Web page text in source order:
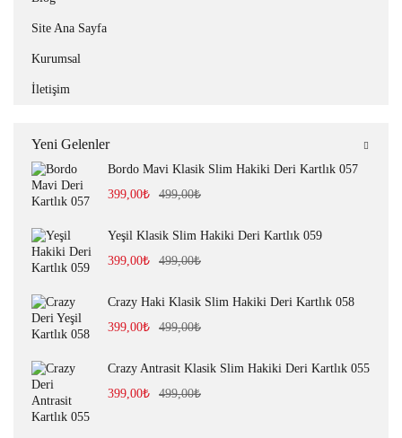
Site Ana Sayfa
Kurumsal
İletişim
Yeni Gelenler
Bordo Mavi Klasik Slim Hakiki Deri Kartlık 057
499,00₺
399,00₺
Yeşil Klasik Slim Hakiki Deri Kartlık 059
499,00₺
399,00₺
Crazy Haki Klasik Slim Hakiki Deri Kartlık 058
499,00₺
399,00₺
Crazy Antrasit Klasik Slim Hakiki Deri Kartlık 055
499,00₺
399,00₺